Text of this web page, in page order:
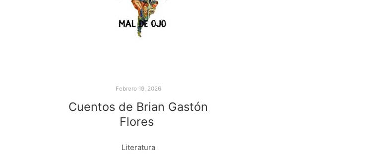
Febrero 19, 2026
Cuentos de Brian Gastón
Flores
Literatura